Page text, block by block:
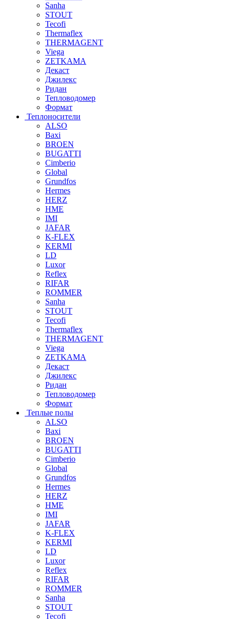
Sanha
STOUT
Tecofi
Thermaflex
THERMAGENT
Viega
ZETKAMA
Декаст
Джилекс
Ридан
Тепловодомер
Формат
Теплоносители
ALSO
Baxi
BROEN
BUGATTI
Cimberio
Global
Grundfos
Hermes
HERZ
HME
IMI
JAFAR
K-FLEX
KERMI
LD
Luxor
Reflex
RIFAR
ROMMER
Sanha
STOUT
Tecofi
Thermaflex
THERMAGENT
Viega
ZETKAMA
Декаст
Джилекс
Ридан
Тепловодомер
Формат
Теплые полы
ALSO
Baxi
BROEN
BUGATTI
Cimberio
Global
Grundfos
Hermes
HERZ
HME
IMI
JAFAR
K-FLEX
KERMI
LD
Luxor
Reflex
RIFAR
ROMMER
Sanha
STOUT
Tecofi